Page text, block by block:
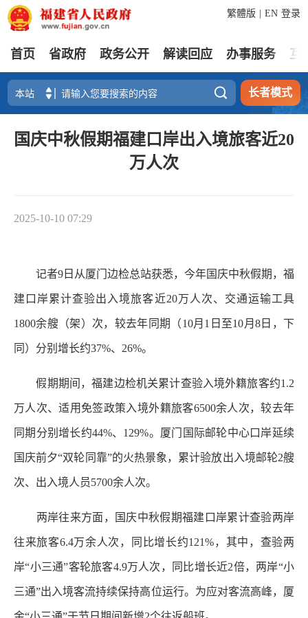
登录
繁體版 EN
首页 省政府 政务公开 解读回应 办事服务 互
 长者模式
国庆中秋假期福建口岸出入境旅客近20
万人次
2025-10-10 07:29
记者9日从厦门边检总站获悉，今年国庆中秋假期，福
建口岸累计查验出入境旅客近20万人次、交通运输工具
1800余艘（架）次，较去年同期（10月1日至10月8日，下
同）分别增长约37%、26%。
假期期间，福建边检机关累计查验入境外籍旅客约1.2
万人次、适用免签政策入境外籍旅客6500余人次，较去年
同期分别增长约44%、129%。厦门国际邮轮中心口岸延续
国庆前夕“双轮同靠”的火热景象，累计验放出入境邮轮2艘
次、出入境人员5700余人次。
两岸往来方面，国庆中秋假期福建口岸累计查验两岸
往来旅客6.4万余人次，同比增长约121%，其中，查验两
岸“小三通”客轮旅客4.9万人次，同比增长近2倍，两岸“小
三通”出入境客流持续保持高位运行。为应对客流高峰，厦